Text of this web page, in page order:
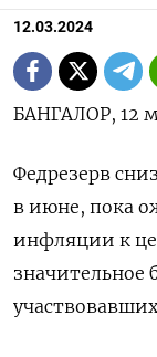
12.03.2024
БАНГАЛОР, 12
Федрезерв
в июне, пока
инфляции к
значительное